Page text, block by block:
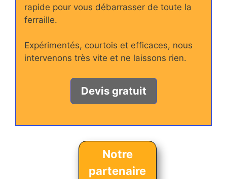
rapide pour vous débarrasser de toute la
ferraille.
Expérimentés, courtois et efficaces, nous
intervenons très vite et ne laissons rien.
Devis gratuit
Notre
partenaire